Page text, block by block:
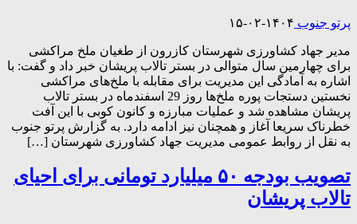
پرتو جنوب ۱۴۰۴-۰۲-۱۵
مدیر جهاد کشاورزی شهرستان کازرون از طغیان ملخ مراکشی
برای چهارمین سال متوالی در بستر تالاب پریشان خبر داد و گفت: با
اشاره به آمادگی این مدیریت برای مقابله با ملخ‌های مراکشی
نخستین دستجات پوره ملخ‌ها روز 29 اسفندماه در بستر تالاب
پریشان مشاهده شد و عملیات مبارزه و کانون کوبی با این آفت
خطرناک سریعا آغاز و همچنان نیز ادامه دارد. به گزارش پرتو جنوب
به نقل از روابط عمومی مدیریت جهاد کشاورزی شهرستان […]
تصویب بودجه ۵۰ میلیارد تومانی برای احیای
تالاب پریشان